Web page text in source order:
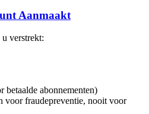
Aanmaakt
verstrekt:
betaalde abonnementen)
voor fraudepreventie, nooit voor